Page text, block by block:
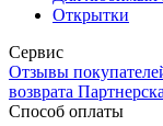
Открытки
Сервис
Отзывы
возврата
Способ оплаты